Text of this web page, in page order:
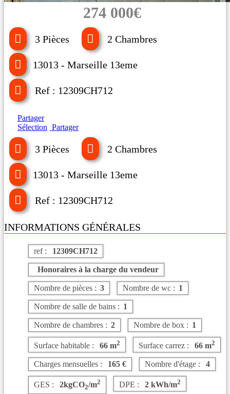
274 000€
3 Pièces 2 Chambres
13013 - Marseille 13eme
Ref : 12309CH712
Partager
Sélection Partager
3 Pièces 2 Chambres
13013 - Marseille 13eme
Ref : 12309CH712
INFORMATIONS GÉNÉRALES
ref : 12309CH712
Honoraires à la charge du vendeur
Nombre de pièces : 3 Nombre de wc : 1
Nombre de salle de bains : 1
Nombre de chambres : 2 Nombre de box : 1
Surface habitable : 66 m2 Surface carrez : 66 m2
Charges mensuelles : 165 € Nombre d'étage : 4
GES : 2kgCO2/m2 DPE : 2 kWh/m2